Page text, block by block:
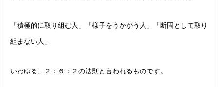
「積極的に取り組む人」「様子をうかがう人」「断固として取り
組まない人」
いわゆる、２：６：２の法則と言われるものです。